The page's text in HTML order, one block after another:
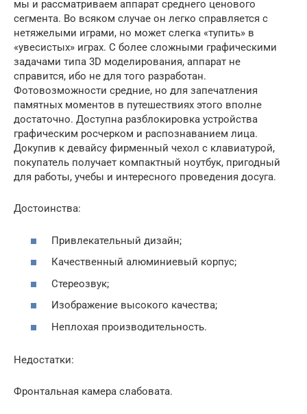
мы и рассматриваем аппарат среднего ценового
сегмента. Во всяком случае он легко справляется с
нетяжелыми играми, но может слегка «тупить» в
«увесистых» играх. С более сложными графическими
задачами типа 3D моделирования, аппарат не
справится, ибо не для того разработан.
Фотовозможности средние, но для запечатления
памятных моментов в путешествиях этого вполне
достаточно. Доступна разблокировка устройства
графическим росчерком и распознаванием лица.
Докупив к девайсу фирменный чехол с клавиатурой,
покупатель получает компактный ноутбук, пригодный
для работы, учебы и интересного проведения досуга.
Достоинства:
Привлекательный дизайн;
Качественный алюминиевый корпус;
Стереозвук;
Изображение высокого качества;
Неплохая производительность.
Недостатки:
Фронтальная камера слабовата.